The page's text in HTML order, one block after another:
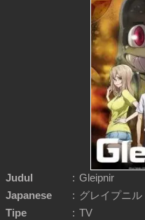
Judul : Gleipnir
Japanese
: グレイプニル
Tipe
: TV